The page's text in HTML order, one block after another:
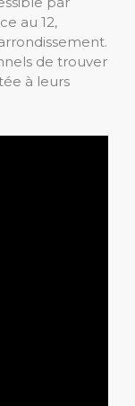
au 12,
de trouver
à leurs